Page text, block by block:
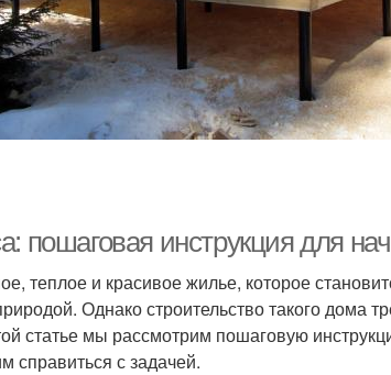
пошаговая инструкция для
теплое и красивое жилье, которое
Однако строительство такого дома
статье мы рассмотрим пошаговую
справиться с задачей.